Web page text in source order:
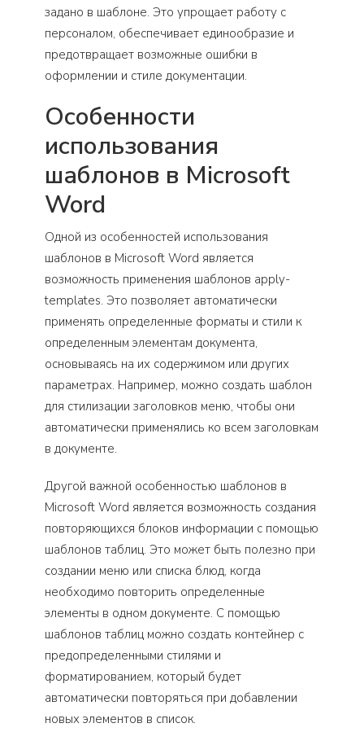
задано в шаблоне. Это упрощает работу с
персоналом, обеспечивает единообразие и
предотвращает возможные ошибки в
оформлении и стиле документации.
Особенности
использования
шаблонов в Microsoft
Word
Одной из особенностей использования
шаблонов в Microsoft Word является
возможность применения шаблонов apply-
templates. Это позволяет автоматически
применять определенные форматы и стили к
определенным элементам документа,
основываясь на их содержимом или других
параметрах. Например, можно создать шаблон
для стилизации заголовков меню, чтобы они
автоматически применялись ко всем заголовкам
в документе.
Другой важной особенностью шаблонов в
Microsoft Word является возможность создания
повторяющихся блоков информации с помощью
шаблонов таблиц. Это может быть полезно при
создании меню или списка блюд, когда
необходимо повторить определенные
элементы в одном документе. С помощью
шаблонов таблиц можно создать контейнер с
предопределенными стилями и
форматированием, который будет
автоматически повторяться при добавлении
новых элементов в список.